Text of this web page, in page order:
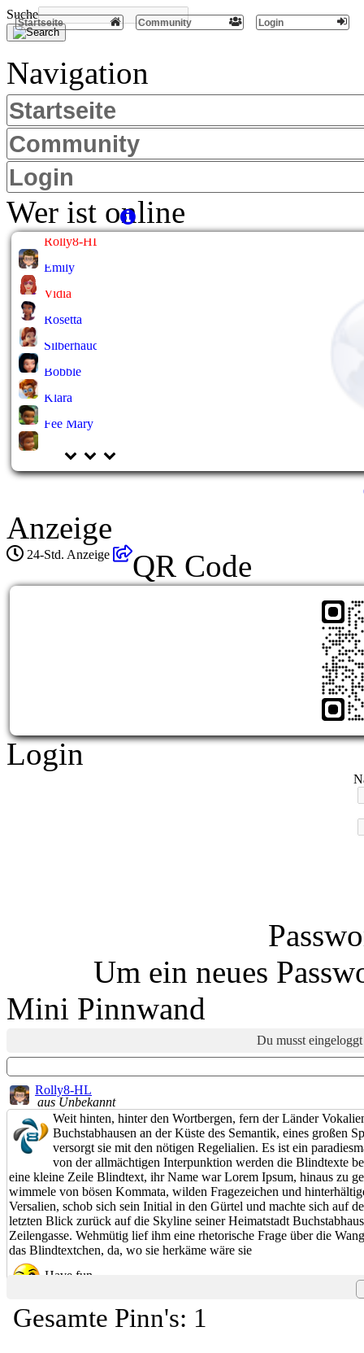
Startseite Community Login
Suche
Navigation
Startseite
Community
Login
Wer ist online
Rolly8-HL
Emily
Vidia
Rosetta
Silberhauch
Bobble
Klara
Fee Mary
Anzeige
24-Std. Anzeige QR Code
Login
Um ein neues
Mini Pinnwand
Du musst
Rolly8-HL
aus Unbekannt
Weit hinten, hinter den Wortbergen, fern der Länder
Buchstabhausen an der Küste des Semantik, eines großen
versorgt sie mit den nötigen Regelialien. Es ist ein
von der allmächtigen Interpunktion werden die Blindtexte
eine kleine Zeile Blindtext, ihr Name war Lorem Ipsum, hinaus zu
wimmele von bösen Kommata, wilden Fragezeichen und
Versalien, schob sich sein Initial in den Gürtel und machte sich auf
letzten Blick zurück auf die Skyline seiner Heimatstadt
Zeilengasse. Wehmütig lief ihm eine rhetorische Frage über die
das Blindtextchen, da, wo sie herkäme wäre sie
Have fun
Gesamte Pinn's: 1